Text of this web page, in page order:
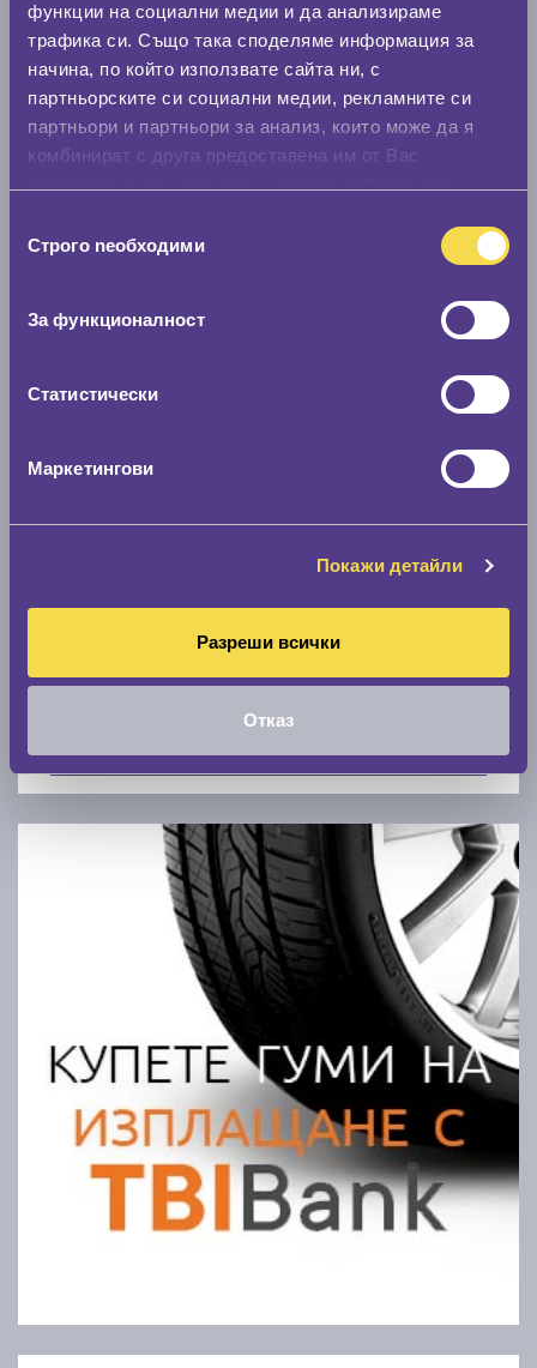
функции на социални медии и да анализираме
трафика си. Също така споделяме информация за
начина, по който използвате сайта ни, с
партньорските си социални медии, рекламните си
партньори и партньори за анализ, които може да я
комбинират с друга предоставена им от Вас
наСтрого nеобходими
За функционалност
Статистически
Маркетингови
Покажи детайли
Разреши всички
Отказ
Стар размер
Скоростомер при 100
Покажи гуми